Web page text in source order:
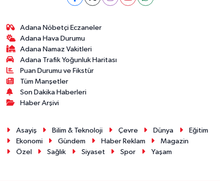
Adana Nöbetçi Eczaneler
Adana Hava Durumu
Adana Namaz Vakitleri
Adana Trafik Yoğunluk Haritası
Puan Durumu ve Fikstür
Tüm Manşetler
Son Dakika Haberleri
Haber Arşivi
Asayiş Bilim & Teknoloji Çevre Dünya
Eğitim
Ekonomi
Gündem Haber Reklam
Magazin
Özel
Sağlık Siyaset Spor Yaşam